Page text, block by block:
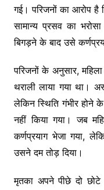
गई। परिजनों का आरोप
सामान्य प्रसव का
बिगड़ने के बाद उसे
परिजनों के अनुसार,
थराली लाया गया था।
लेकिन स्थिति गंभीर
नहीं किया गया। जब
कर्णप्रयाग भेजा गया,
उसने दम तोड़ दिया।
मृतका अपने पीछे दो